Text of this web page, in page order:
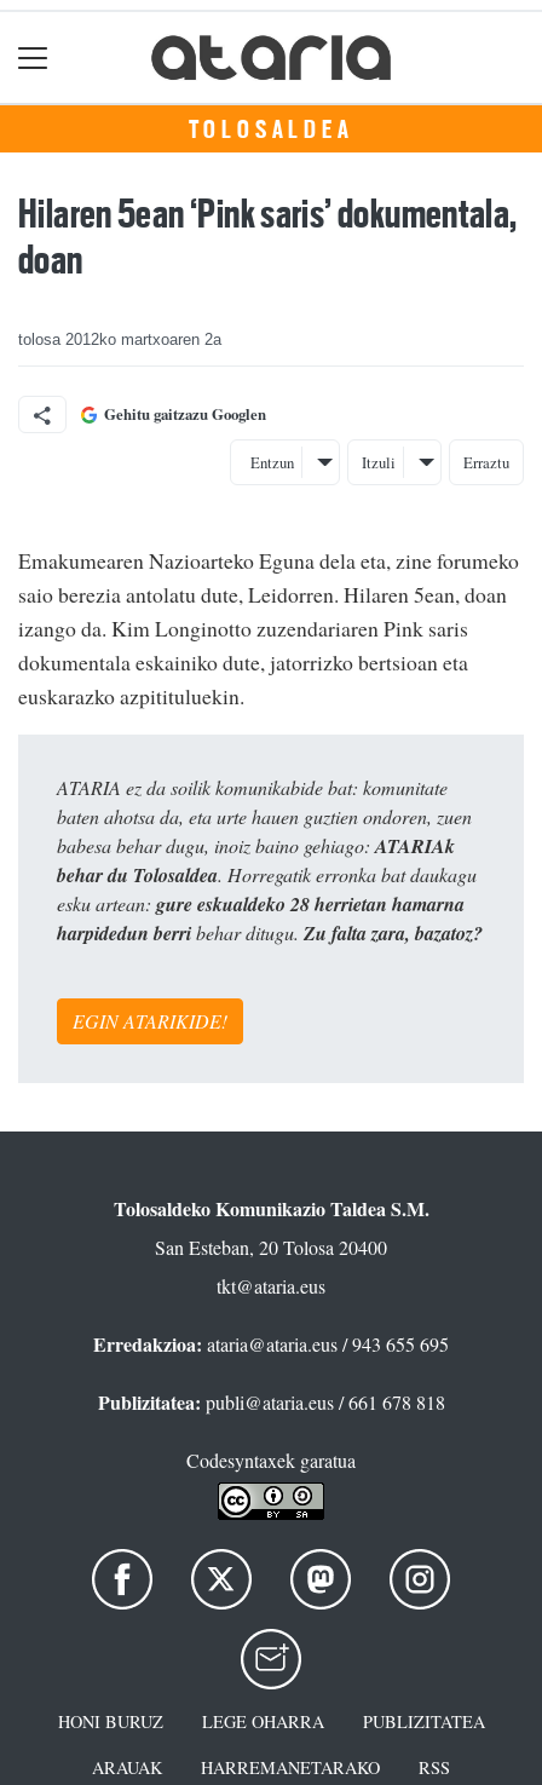
TOLOSALDEA
Hilaren 5ean ‘Pink saris’ dokumentala,
doan
tolosa 2012ko martxoaren 2a
Gehitu gaitzazu Googlen
Entzun Itzuli Erraztu
Emakumearen Nazioarteko Eguna dela eta, zine forumeko
saio berezia antolatu dute, Leidorren. Hilaren 5ean, doan
izango da. Kim Longinotto zuzendariaren Pink saris
dokumentala eskainiko dute, jatorrizko bertsioan eta
euskarazko azpitituluekin.
ATARIA ez da soilik komunikabide bat: komunitate
baten ahotsa da, eta urte hauen guztien ondoren, zuen
babesa behar dugu, inoiz baino gehiago: ATARIAk
behar du Tolosaldea. Horregatik erronka bat daukagu
esku artean: gure eskualdeko 28 herrietan hamarna
harpidedun berribehar ditugu. Zu falta zara, bazatoz?
EGIN ATARIKIDE!
Tolosaldeko Komunikazio Taldea S.M.
San Esteban, 20 Tolosa 20400
tkt@ataria.eus
Erredakzioa: ataria@ataria.eus/ 943 655 695
Publizitatea: publi@ataria.eus/ 661 678 818
Codesyntaxek garatua
HONI BURUZ LEGE OHARRA
PUBLIZITATEA
ARAUAK
HARREMANETARAKO RSS